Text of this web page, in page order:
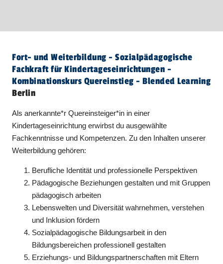
Fort- und Weiterbildung - Sozial­päda­gogische
Fachkraft für Kindertageseinrichtungen -
Kombinationskurs Quereinstieg - Blended Learning
Berlin
Als anerkannte*r Quereinsteiger*in in einer
Kindertageseinrichtung erwirbst du ausgewählte
Fachkenntnisse und Kompetenzen. Zu den Inhalten unserer
Weiterbildung gehören:
Berufliche Identität und professionelle Perspektiven
Pädagogische Beziehungen gestalten und mit Gruppen
pädagogisch arbeiten
Lebenswelten und Diversität wahrnehmen, verstehen
und Inklusion fördern
Sozialpädagogische Bildungsarbeit in den
Bildungsbereichen professionell gestalten
Erziehungs- und Bildungspartnerschaften mit Eltern